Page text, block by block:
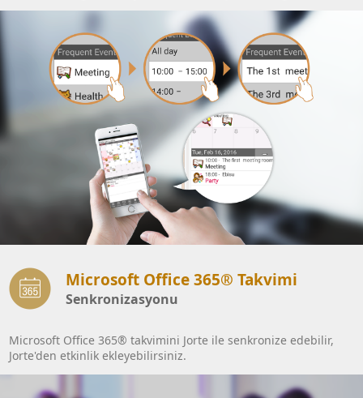
Microsoft Office 365® Takvimi
Senkronizasyonu
Microsoft Office 365® takvimini Jorte ile senkronize edebilir,
Jorte'den etkinlik ekleyebilirsiniz.